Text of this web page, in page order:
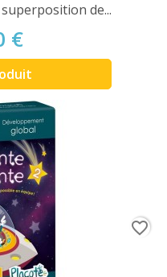
de...
€
favorite_border